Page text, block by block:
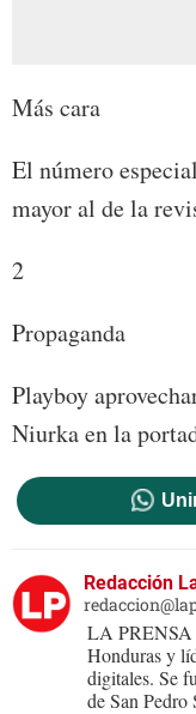
Más cara
El número
mayor al de la
2
Propaganda
Playboy
Niurka en la
Redacción
LA PRENSA
Honduras y
digitales. Se
de San Pedro